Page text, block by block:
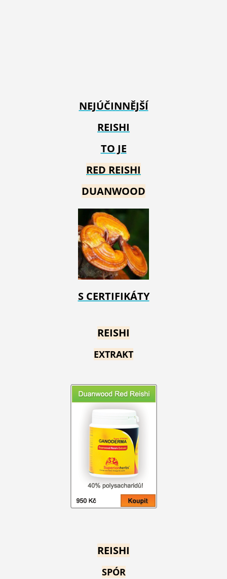
NEJÚČINNĚJŠÍ
REISHI
TO JE
RED REISHI
DUANWOOD
S CERTIFIKÁTY
REISHI
EXTRAKT
REISHI
SPÓR